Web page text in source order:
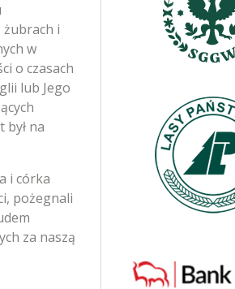
żubrach i
w
o czasach
lub Jego
był na
i córka
pożegnali
za naszą